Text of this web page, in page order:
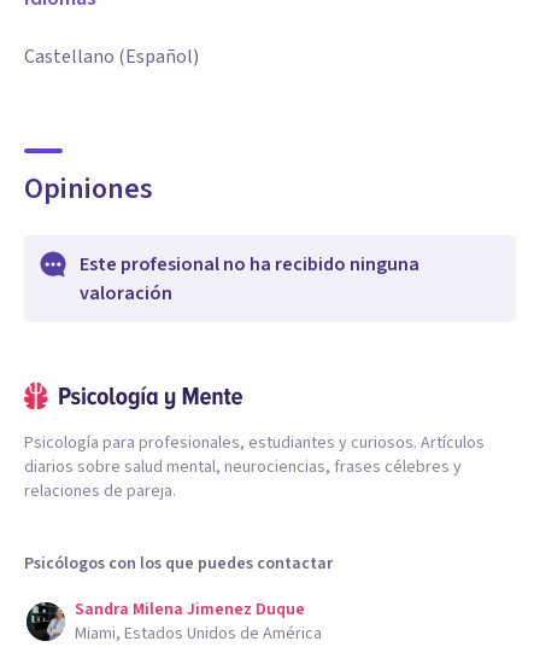
Castellano (Español)
Opiniones
Este profesional no ha recibido ninguna
valoración
Psicología para profesionales, estudiantes y curiosos. Artículos
diarios sobre salud mental, neurociencias, frases célebres y
relaciones de pareja.
Psicólogos con los que puedes contactar
Sandra Milena Jimenez Duque
Miami, Estados Unidos de América